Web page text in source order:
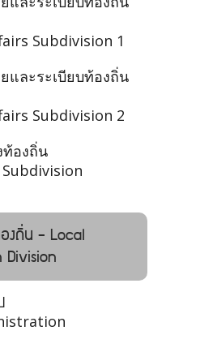
Subdivision 1
และระเบียบท้องถิ่น
Subdivision 2
ท้องถิ่น
งถิ่น - Local
Division